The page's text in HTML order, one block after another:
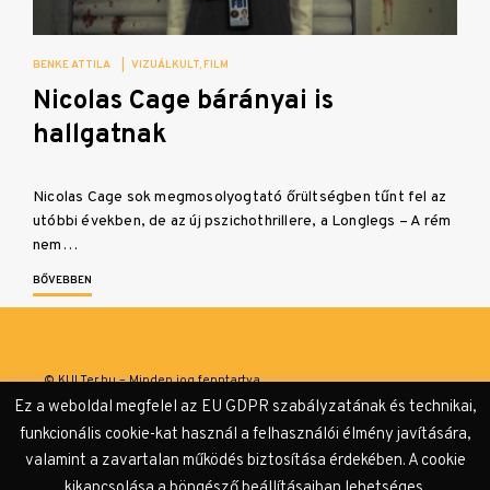
BENKE ATTILA VIZUÁLKULT FILM
Nicolas Cage bárányai is
hallgatnak
Nicolas Cage sok megmosolyogtató őrültségben tűnt fel az
utóbbi években, de az új pszichothrillere, a Longlegs – A rém
nem…
BŐVEBBEN
© KULTer.hu – Minden jog fenntartva
Adatvédelmi tájékoztató
Ez a weboldal megfelel az EU GDPR szabályzatának és technikai,
funkcionális cookie-kat használ a felhasználói élmény javítására,
valamint a zavartalan működés biztosítása érdekében. A cookie